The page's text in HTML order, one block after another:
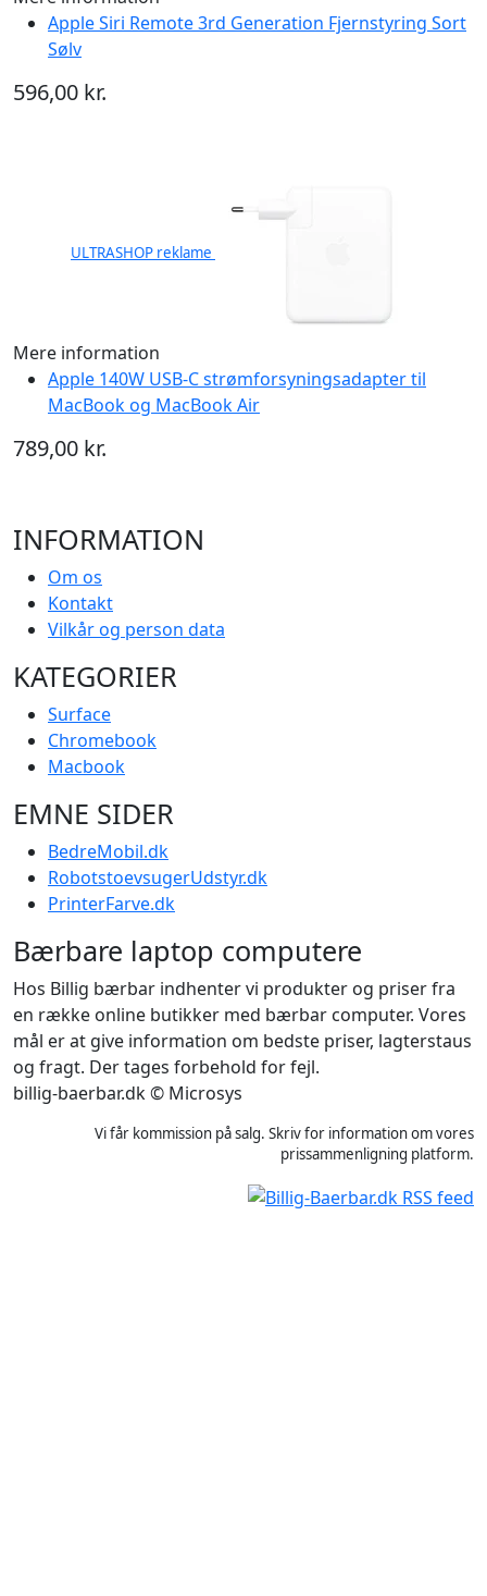
Apple Siri Remote 3rd Generation Fjernstyring Sort
Sølv
596,00 kr.
ULTRASHOP reklame
Mere information
Apple 140W USB-C strømforsyningsadapter til
MacBook og MacBook Air
789,00 kr.
INFORMATION
Om os
Kontakt
Vilkår og person data
KATEGORIER
Surface
Chromebook
Macbook
EMNE SIDER
BedreMobil.dk
RobotstoevsugerUdstyr.dk
PrinterFarve.dk
Bærbare laptop computere
Hos Billig bærbar indhenter vi produkter og priser fra
en række online butikker med bærbar computer. Vores
mål er at give information om bedste priser, lagterstaus
og fragt. Der tages forbehold for fejl.
billig-baerbar.dk © Microsys
Vi får kommission på salg. Skriv for information om vores
prissammenligning platform.